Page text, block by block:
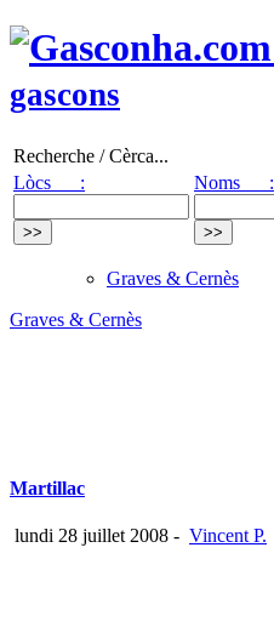
gascons
Recherche / Cèrca...
Lòcs :
Noms :
Graves & Cernès
Graves & Cernès
Martillac
lundi 28 juillet 2008 - Vincent P.